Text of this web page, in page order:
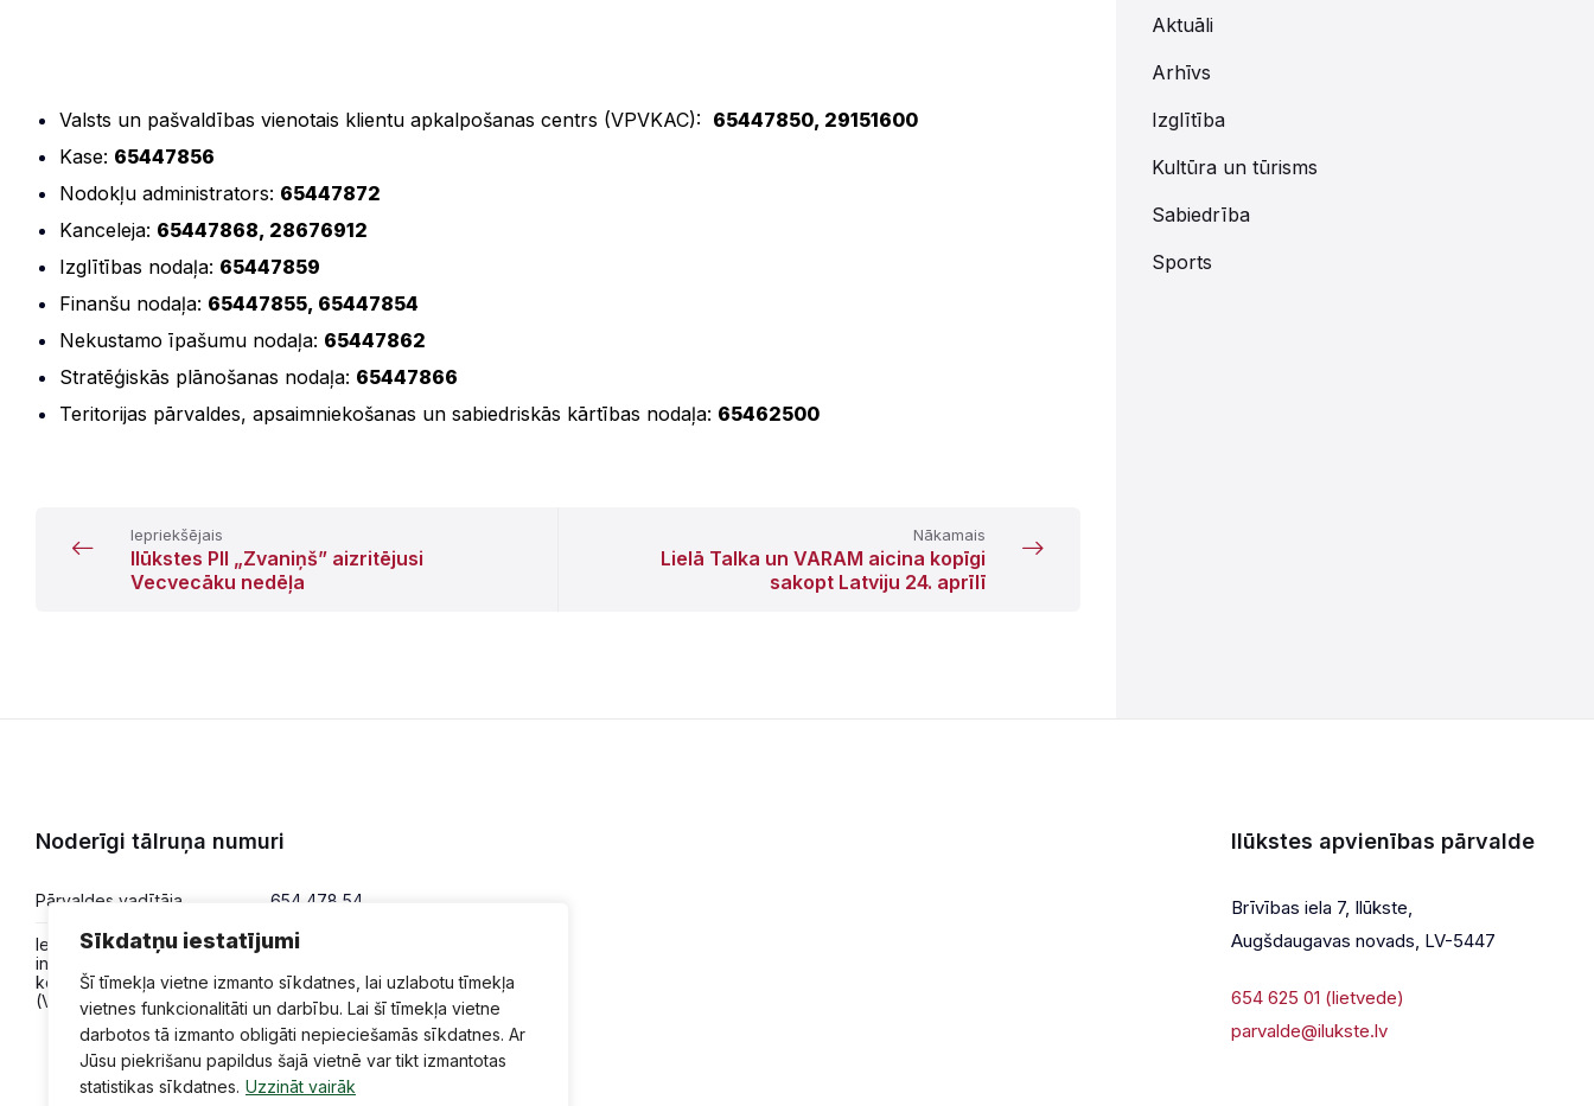
Sīkdatņu iestatījumi
Šī tīmekļa vietne izmanto sīkdatnes, lai uzlabotu tīmekļa
vietnes funkcionalitāti un darbību. Lai šī tīmekļa vietne
darbotos tā izmanto obligāti nepieciešamās sīkdatnes. Ar
Jūsu piekrišanu papildus šajā vietnē var tikt izmantotas
statistikas sīkdatnes. Uzzināt vairāk
Valsts un pašvaldības vienotais klientu apkalpošanas centrs (VPVKAC): 65447850, 29151600
Kase: 65447856
Nodokļu administrators: 65447872
Kanceleja: 65447868, 28676912
Izglītības nodaļa: 65447859
Finanšu nodaļa: 65447855, 65447854
Nekustamo īpašumu nodaļa: 65447862
Stratēģiskās plānošanas nodaļa: 65447866
Teritorijas pārvaldes, apsaimniekošanas un sabiedriskās kārtības nodaļa: 65462500
Iepriekšējais
Ilūkstes PII „Zvaniņš” aizritējusi
Vecvecāku nedēļa
Nākamais
Lielā Talka un VARAM aicina kopīgi
sakopt Latviju 24. aprīlī
Aktuāli
Arhīvs
Izglītība
Kultūra un tūrisms
Sabiedrība
Sports
Noderīgi tālruņa numuri
Pārvaldes vadītāja 654 478 54
Iesniegumi,
informācija,
konsultācijas
(VPVKAC)
654 478 50
Ilūkstes apvienības pārvalde
Brīvības iela 7, Ilūkste,
Augšdaugavas novads, LV-5447
654 625 01 (lietvede)
parvalde@ilukste.lv